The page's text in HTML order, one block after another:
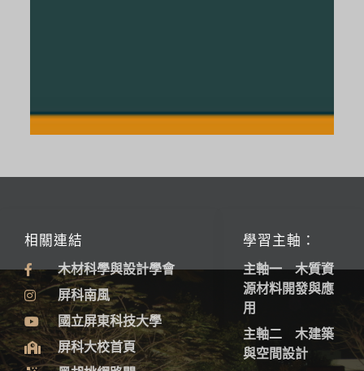
學習主軸：
主軸一 木質資
源材料開發與應
用
主軸二 木建築
與空間設計
相關連結
木材科學與設計學會
屏科南風
國立屏東科技大學
屏科大校首頁